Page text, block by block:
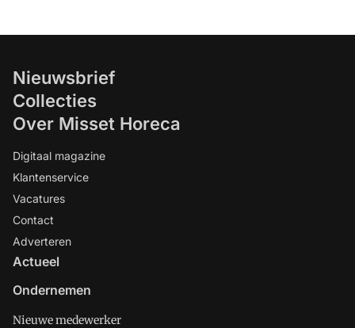
Nieuwsbrief
Collecties
Over Misset Horeca
Digitaal magazine
Klantenservice
Vacatures
Contact
Adverteren
Actueel
Ondernemen
Nieuwe medewerker